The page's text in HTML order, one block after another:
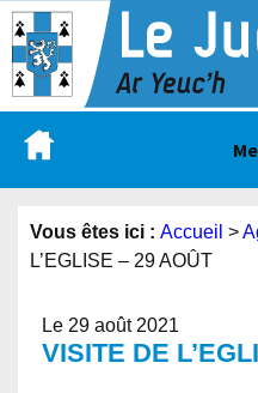
Vous êtes ici : Accueil >
L’EGLISE – 29 AOÛT
Le 29 août 2021
VISITE DE